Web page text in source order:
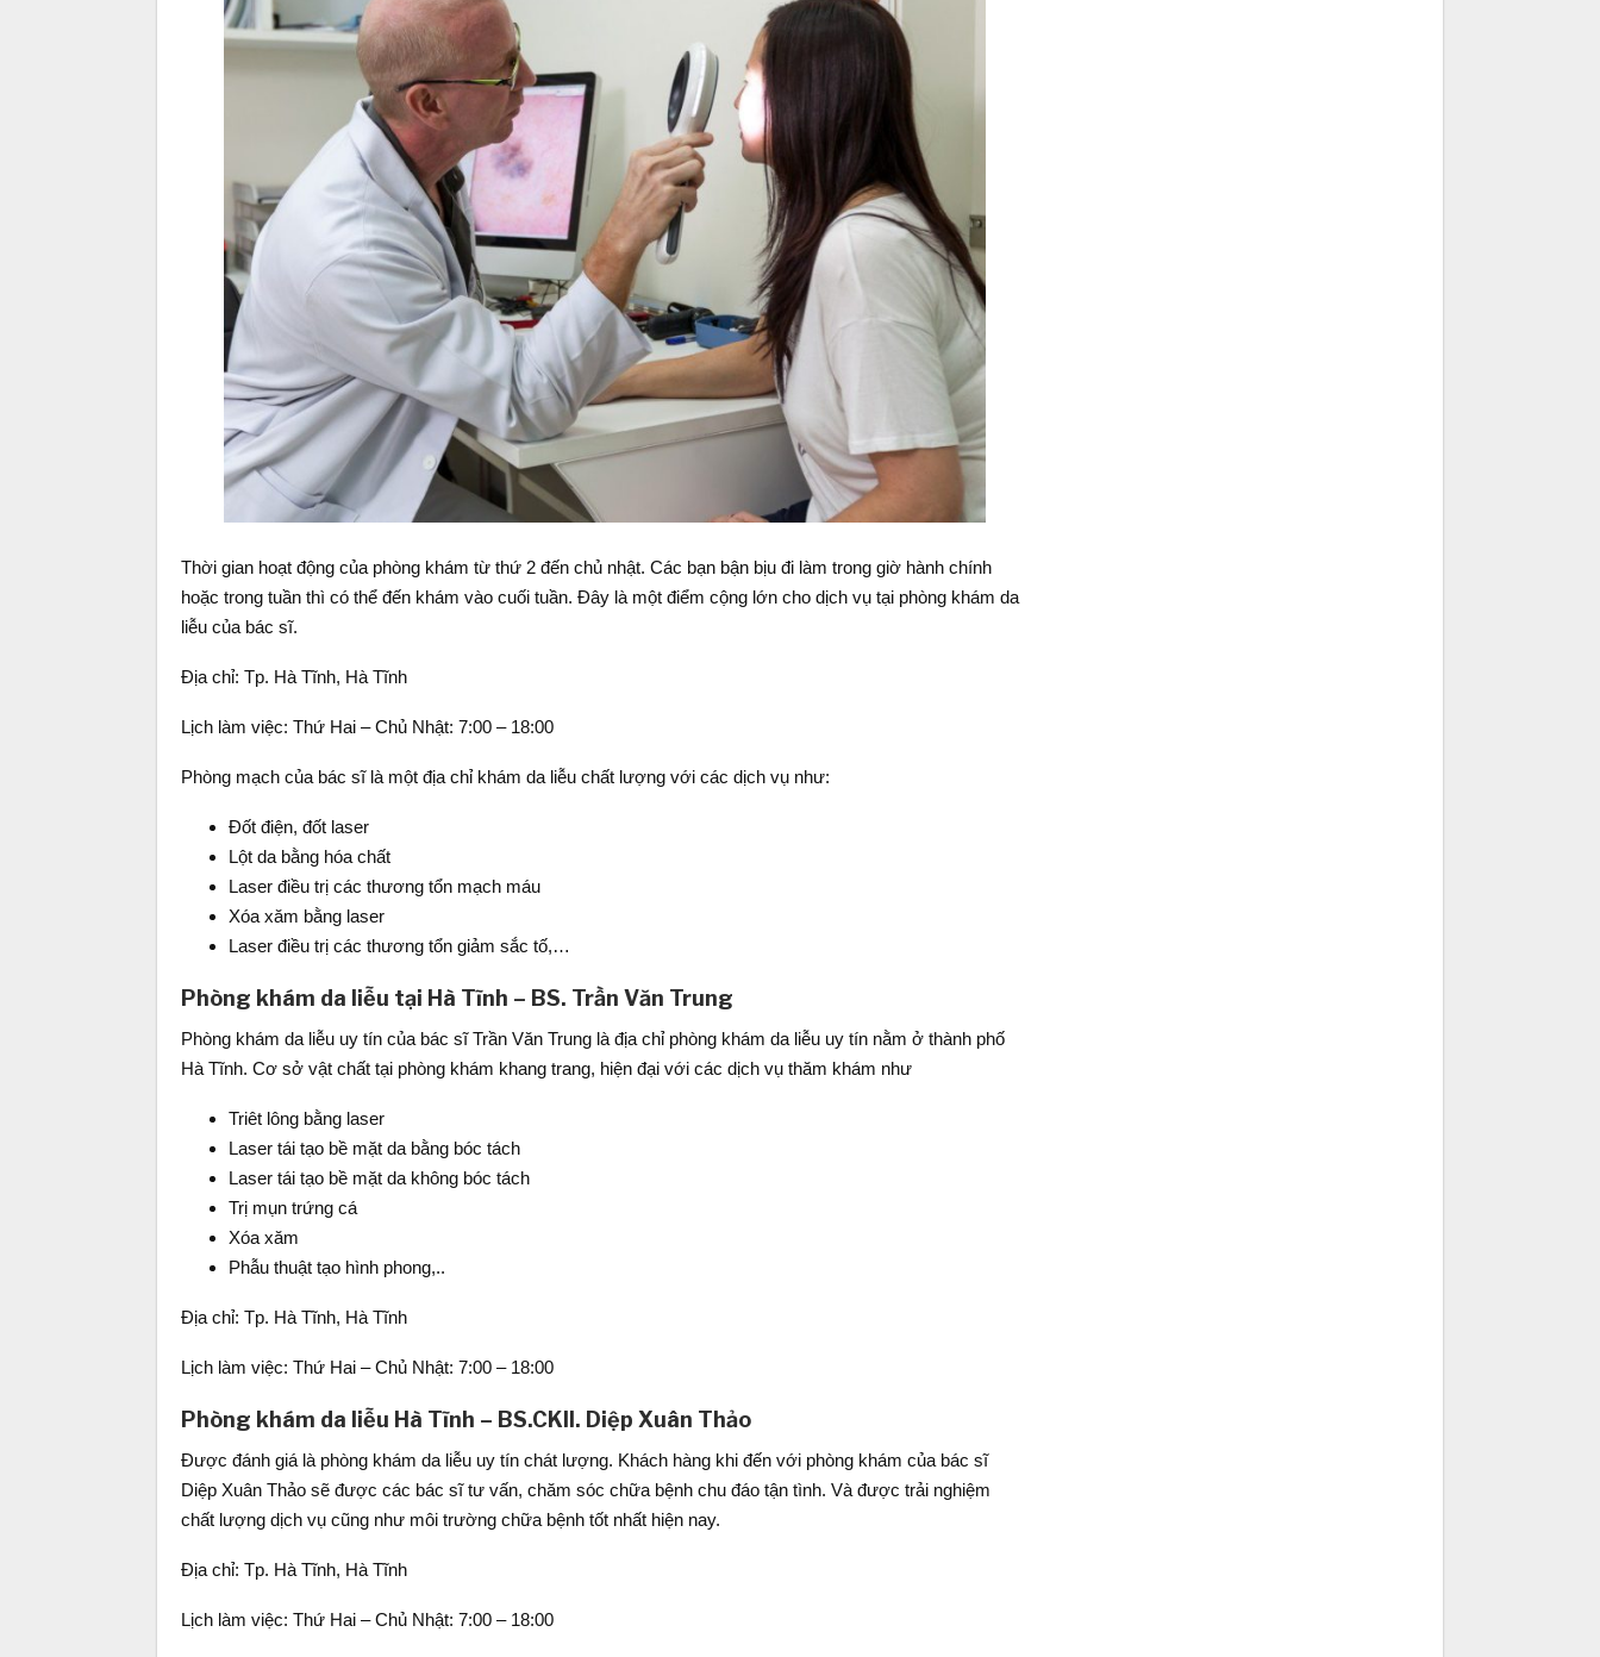
Thời gian hoạt động của phòng khám từ thứ 2 đến chủ nhật. Các bạn bận bịu đi làm trong giờ hành chính
hoặc trong tuần thì có thể đến khám vào cuối tuần. Đây là một điểm cộng lớn cho dịch vụ tại phòng khám da
liễu của bác sĩ.
Địa chỉ: Tp. Hà Tĩnh, Hà Tĩnh
Lịch làm việc: Thứ Hai – Chủ Nhật: 7:00 – 18:00
Phòng mạch của bác sĩ là một địa chỉ khám da liễu chất lượng với các dịch vụ như:
Đốt điện, đốt laser
Lột da bằng hóa chất
Laser điều trị các thương tổn mạch máu
Xóa xăm bằng laser
Laser điều trị các thương tổn giảm sắc tố,…
Phòng khám da liễu tại Hà Tĩnh – BS. Trần Văn Trung
Phòng khám da liễu uy tín của bác sĩ Trần Văn Trung là địa chỉ phòng khám da liễu uy tín nằm ở thành phố
Hà Tĩnh. Cơ sở vật chất tại phòng khám khang trang, hiện đại với các dịch vụ thăm khám như
Triêt lông bằng laser
Laser tái tạo bề mặt da bằng bóc tách
Laser tái tạo bề mặt da không bóc tách
Trị mụn trứng cá
Xóa xăm
Phẫu thuật tạo hình phong,..
Địa chỉ: Tp. Hà Tĩnh, Hà Tĩnh
Lịch làm việc: Thứ Hai – Chủ Nhật: 7:00 – 18:00
Phòng khám da liễu Hà Tĩnh – BS.CKII. Diệp Xuân Thảo
Được đánh giá là phòng khám da liễu uy tín chát lượng. Khách hàng khi đến với phòng khám của bác sĩ
Diệp Xuân Thảo sẽ được các bác sĩ tư vấn, chăm sóc chữa bệnh chu đáo tận tình. Và được trải nghiệm
chất lượng dịch vụ cũng như môi trường chữa bệnh tốt nhất hiện nay.
Địa chỉ: Tp. Hà Tĩnh, Hà Tĩnh
Lịch làm việc: Thứ Hai – Chủ Nhật: 7:00 – 18:00